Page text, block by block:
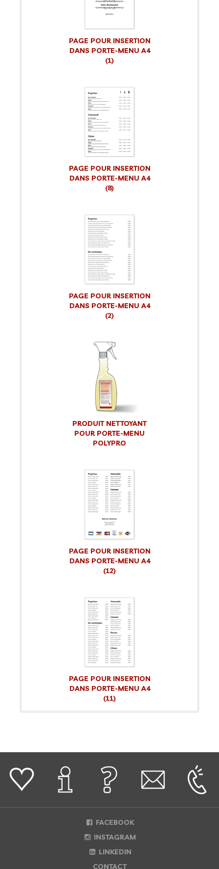
PAGE POUR INSERTION
DANS PORTE-MENU A4
(1)
PAGE POUR INSERTION
DANS PORTE-MENU A4
(8)
PAGE POUR INSERTION
DANS PORTE-MENU A4
(2)
PRODUIT NETTOYANT
POUR PORTE-MENU
POLYPRO
PAGE POUR INSERTION
DANS PORTE-MENU A4
(12)
PAGE POUR INSERTION
DANS PORTE-MENU A4
(11)
FACEBOOK
INSTAGRAM
LINKEDIN
CONTACT